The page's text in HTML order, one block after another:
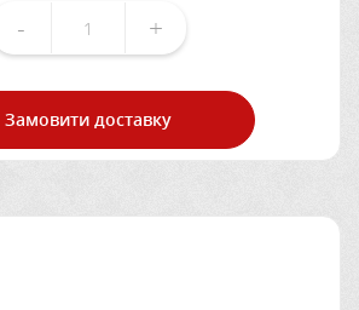
- +
Замовити доставку